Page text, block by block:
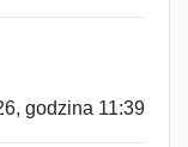
godzina 11:39